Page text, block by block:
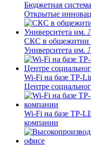
Бюджетная
Открытые
СКС в общежитии
Университета им.
Wi-Fi на базе TP-
Центре
Wi-Fi на базе TP-
компании